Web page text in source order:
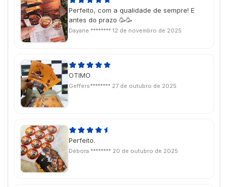
Perfeito, com a qualidade de sempre! E
antes do prazo 🥳🥳
Dayane ******** 12 de novembro de 2025
OTIMO
Geffers******** 27 de outubro de 2025
Perfeito.
Débora ******** 20 de outubro de 2025